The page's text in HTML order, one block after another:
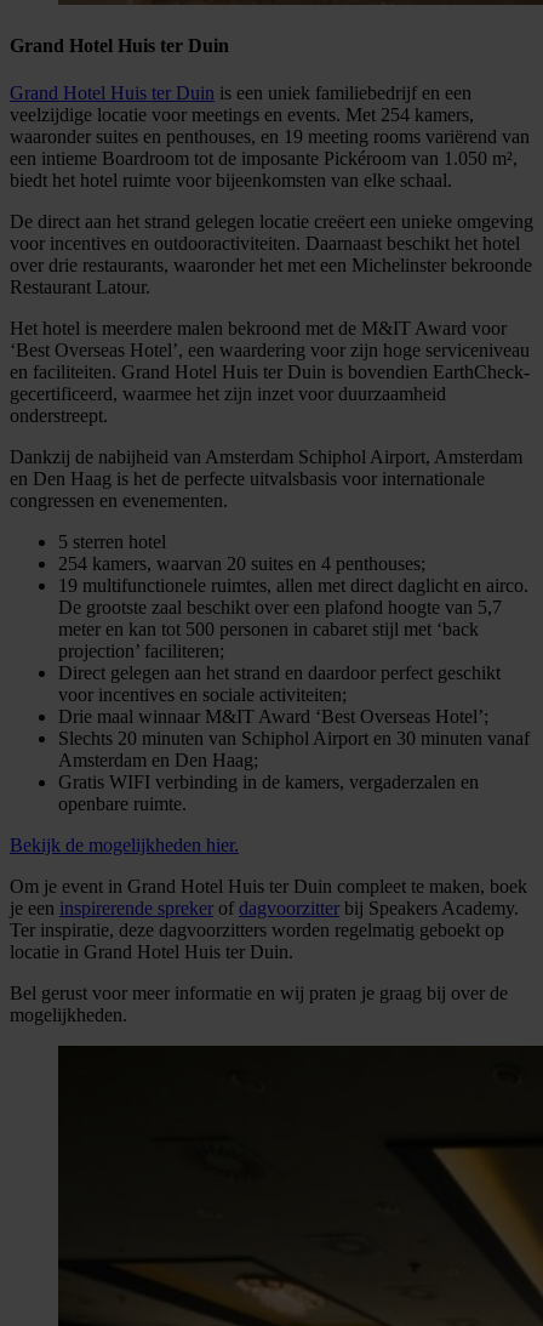
Grand Hotel Huis ter Duin
Grand Hotel Huis ter Duin is een uniek familiebedrijf en een
veelzijdige locatie voor meetings en events. Met 254 kamers,
waaronder suites en penthouses, en 19 meeting rooms variërend van
een intieme Boardroom tot de imposante Pickéroom van 1.050 m²,
biedt het hotel ruimte voor bijeenkomsten van elke schaal.
De direct aan het strand gelegen locatie creëert een unieke omgeving
voor incentives en outdooractiviteiten. Daarnaast beschikt het hotel
over drie restaurants, waaronder het met een Michelinster bekroonde
Restaurant Latour.
Het hotel is meerdere malen bekroond met de M&IT Award voor
‘Best Overseas Hotel’, een waardering voor zijn hoge serviceniveau
en faciliteiten. Grand Hotel Huis ter Duin is bovendien EarthCheck-
gecertificeerd, waarmee het zijn inzet voor duurzaamheid
onderstreept.
Dankzij de nabijheid van Amsterdam Schiphol Airport, Amsterdam
en Den Haag is het de perfecte uitvalsbasis voor internationale
congressen en evenementen.
5 sterren hotel
254 kamers, waarvan 20 suites en 4 penthouses;
19 multifunctionele ruimtes, allen met direct daglicht en airco.
De grootste zaal beschikt over een plafond hoogte van 5,7
meter en kan tot 500 personen in cabaret stijl met ‘back
projection’ faciliteren;
Direct gelegen aan het strand en daardoor perfect geschikt
voor incentives en sociale activiteiten;
Drie maal winnaar M&IT Award ‘Best Overseas Hotel’;
Slechts 20 minuten van Schiphol Airport en 30 minuten vanaf
Amsterdam en Den Haag;
Gratis WIFI verbinding in de kamers, vergaderzalen en
openbare ruimte.
Bekijk de mogelijkheden hier.
Om je event in Grand Hotel Huis ter Duin compleet te maken, boek
je een inspirerende spreker of dagvoorzitter bij Speakers Academy.
Ter inspiratie, deze dagvoorzitters worden regelmatig geboekt op
locatie in Grand Hotel Huis ter Duin.
Bel gerust voor meer informatie en wij praten je graag bij over de
mogelijkheden.